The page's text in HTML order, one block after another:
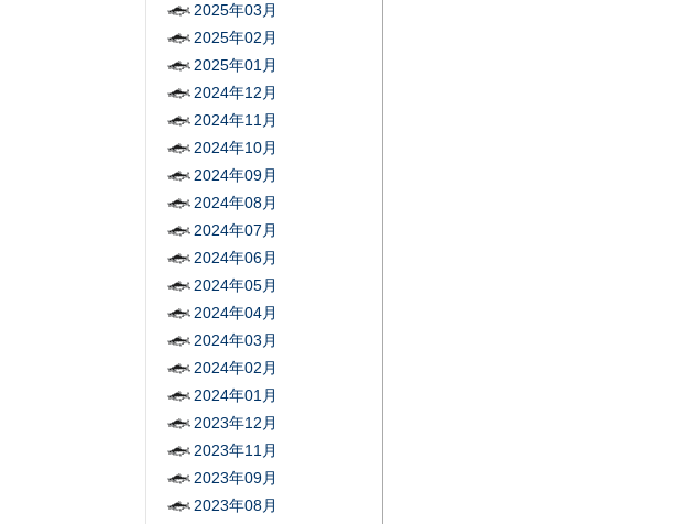
2025年03月
2025年02月
2025年01月
2024年12月
2024年11月
2024年10月
2024年09月
2024年08月
2024年07月
2024年06月
2024年05月
2024年04月
2024年03月
2024年02月
2024年01月
2023年12月
2023年11月
2023年09月
2023年08月